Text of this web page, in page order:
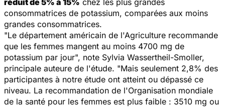
consommatrices de potassium, comparées aux moins
grandes consommatrices.
"Le département américain de l'Agriculture recommande
que les femmes mangent au moins 4700 mg de
potassium par jour", note Sylvia Wassertheil-Smoller,
principale auteure de l'étude. "Mais seulement 2,8% des
participantes à notre étude ont atteint ou dépassé ce
niveau. La recommandation de l'Organisation mondiale
de la santé pour les femmes est plus faible : 3510 mg ou